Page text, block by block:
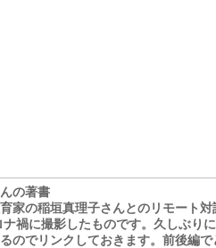
の著書
家の稲垣真理子さんとのリモート対
禍に撮影したものです。久しぶり
のでリンクしておきます。前後編で